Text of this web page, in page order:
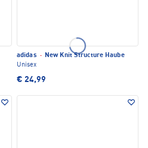
adidas · New Knit Structure Haube
Unisex
€ 24,99